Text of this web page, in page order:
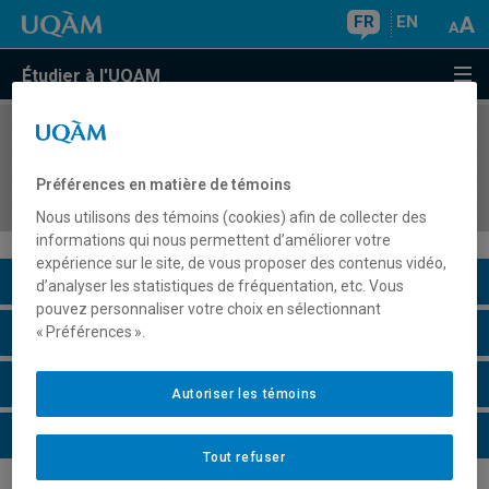
FR EN
Étudier à l'UQAM
COURS//
organisations
Description du cours
Horaire - Été 2026
Horaire - Automne 2026
Horaire - Hiver 2027
Préférences en matière de témoins
Nous utilisons des témoins (cookies) afin de collecter des
informations qui nous permettent d’améliorer votre
expérience sur le site, de vous proposer des contenus vidéo,
d’analyser les statistiques de fréquentation, etc. Vous
pouvez personnaliser votre choix en sélectionnant
« Préférences ».
Tout refuser
Autoriser les témoins